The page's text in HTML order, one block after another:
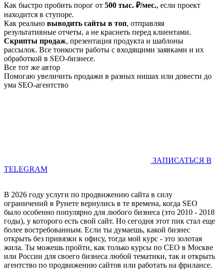
Как быстро пробить порог от 500 тыс. ₽/мес., если проект
находится в ступоре.
Как реально выводить сайты в топ, отправляя
результативные отчеты, а не краснеть перед клиентами.
Скрипты продаж, презентация продукта и шаблоны
рассылок. Все тонкости работы с входящими заявками и их
обработкой в SEO-бизнесе.
Все тот же автор
Помогаю увеличить продажи в разных нишах или довести до
ума SEO-агентство
ЗАПИСАТЬСЯ В
TELEGRAM
В 2026 году услуги по продвижению сайта в силу
ограничений в Рунете вернулись в те времена, когда SEO
было особенно популярно для любого бизнеса (это 2010 - 2018
годы), у которого есть свой сайт. Но сегодня этот пик стал еще
более востребованным. Если ты думаешь, какой бизнес
открыть без привязки к офису, тогда мой курс - это золотая
жила. Ты можешь пройти, как только курсы по СЕО в Москве
или России для своего бизнеса любой тематики, так и открыть
агентство по продвижению сайтов или работать на фрилансе.